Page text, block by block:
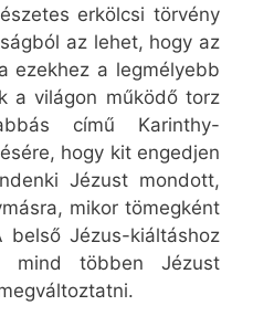
erkölcsi törvény
az lehet, hogy az
ezekhez a legmélyebb
a világon működő torz
című Karinthy-
hogy kit engedjen
Jézust mondott,
mikor tömegként
Jézus-kiáltáshoz
mind többen Jézust